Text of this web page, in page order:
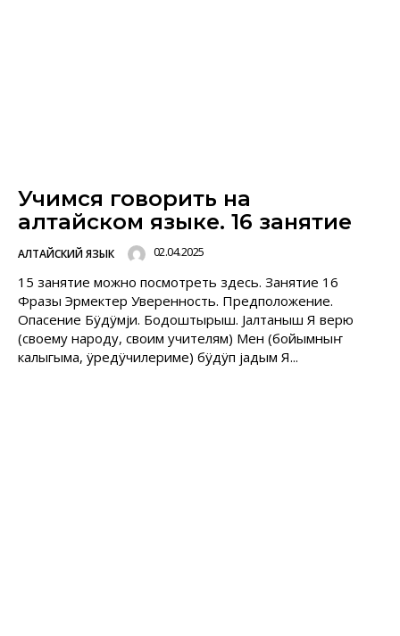
Учимся говорить на
алтайском языке. 16 занятие
АЛТАЙСКИЙ ЯЗЫК 02.04.2025
15 занятие можно посмотреть здесь. Занятие 16
Фразы Эрмектер Уверенность. Предположение.
Опасение Бÿдÿмjи. Бодоштырыш. Jалтаныш Я верю
(своему народу, своим учителям) Мен (бойымныҥ
калыгыма, ÿредÿчилериме) бÿдÿп jадым Я...